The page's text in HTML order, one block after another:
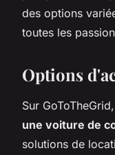
des options
toutes les
Options
Sur
une voiture de
solutions de